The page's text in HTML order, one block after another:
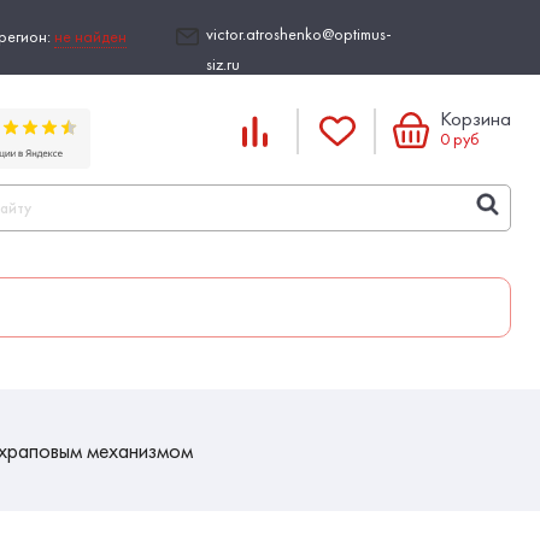
не найден
victor.atroshenko@optimus-
siz.ru
Корзина
0руб
механизмом